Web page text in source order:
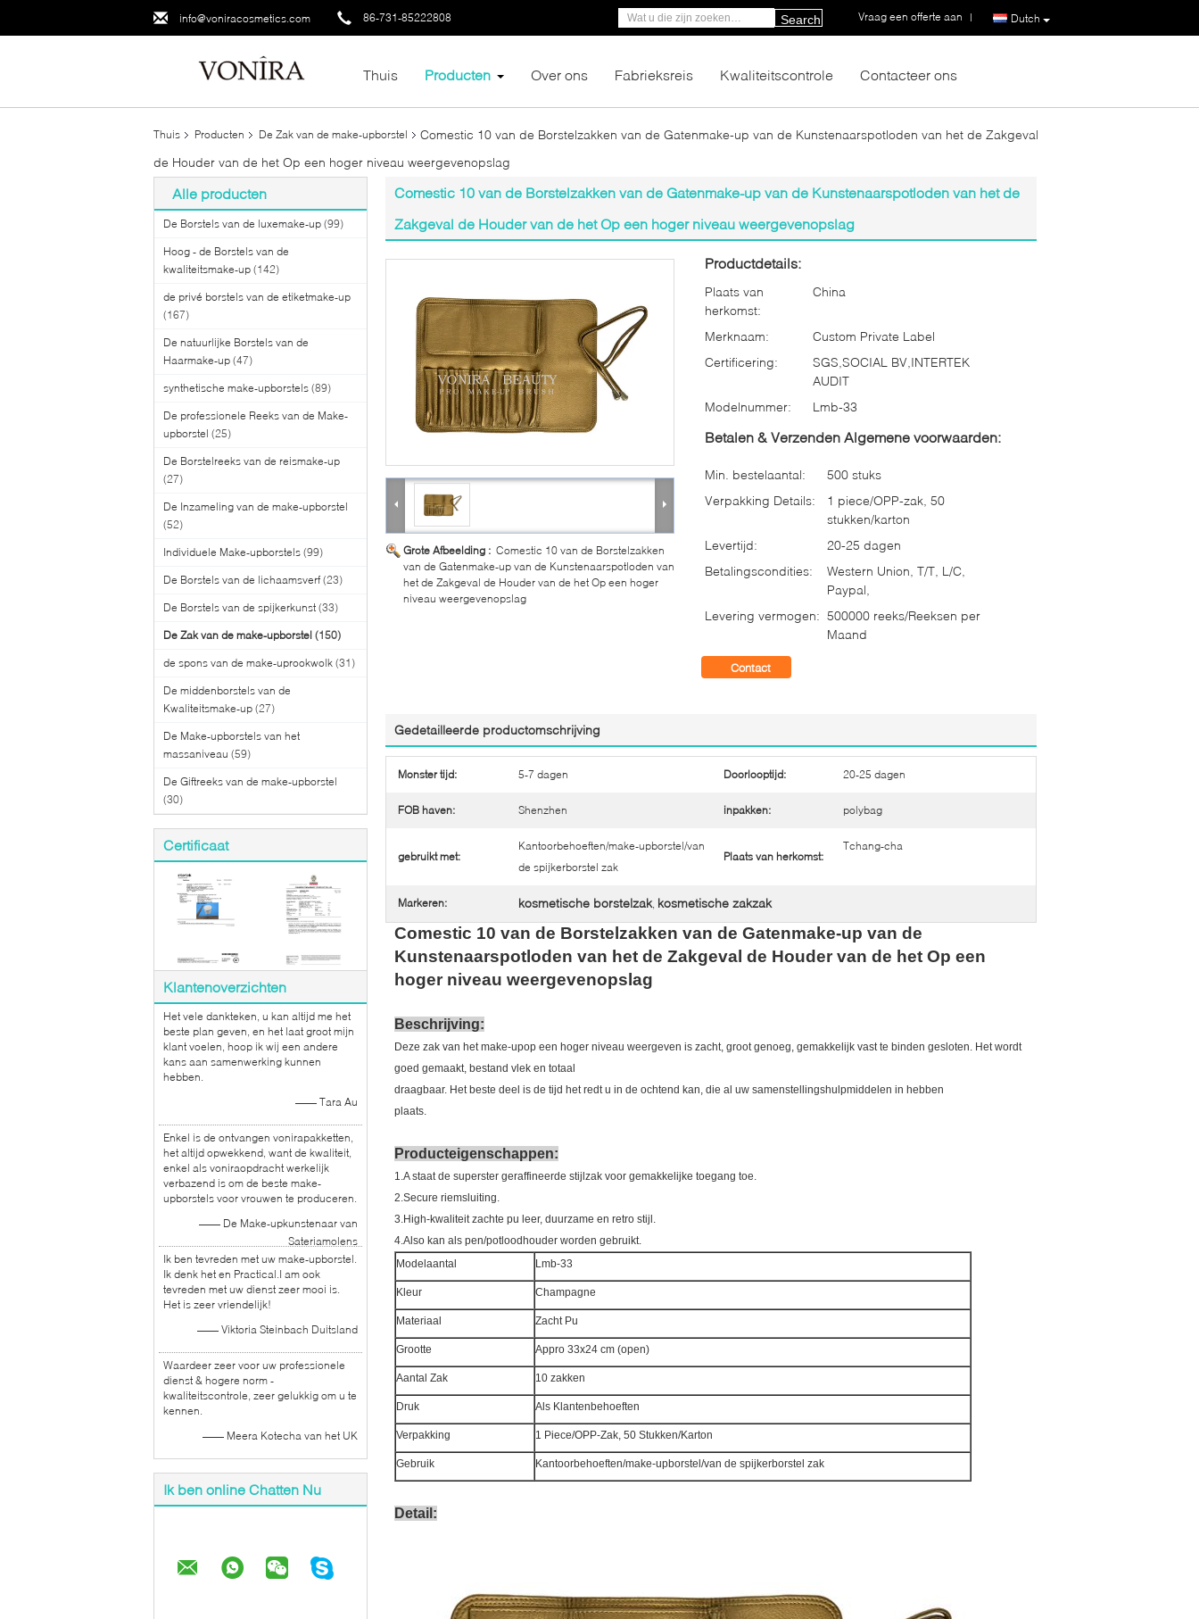
info@voniracosmetics.com 86-731-85222808 Dutch
Vraag een offerte aan |
Search
Thuis Producten Over ons Fabrieksreis Kwaliteitscontrole Contacteer ons
Thuis Producten De Zak van de make-upborstel
Comestic 10 van de Borstelzakken van de Gatenmake-up van de Kunstenaarspotloden van het de Zakgeval
de Houder van de het Op een hoger niveau weergevenopslag
Alle producten
De Borstels van de luxemake-up (99)
Hoog - de Borstels van de
kwaliteitsmake-up (142)
de privé borstels van de etiketmake-up
(167)
De natuurlijke Borstels van de
Haarmake-up (47)
synthetische make-upborstels (89)
De professionele Reeks van de Make-
upborstel (25)
De Borstelreeks van de reismake-up
(27)
De Inzameling van de make-upborstel
(52)
Individuele Make-upborstels (99)
De Borstels van de lichaamsverf (23)
De Borstels van de spijkerkunst (33)
De Zak van de make-upborstel (150)
de spons van de make-uprookwolk (31)
De middenborstels van de
Kwaliteitsmake-up (27)
De Make-upborstels van het
massaniveau (59)
De Giftreeks van de make-upborstel
(30)
Certificaat
Klantenoverzichten
Het vele dankteken, u kan altijd me het
beste plan geven, en het laat groot mijn
klant voelen, hoop ik wij een andere
kans aan samenwerking kunnen
hebben.
—— Tara Au
Enkel is de ontvangen vonirapakketten,
het altijd opwekkend, want de kwaliteit,
enkel als voniraopdracht werkelijk
verbazend is om de beste make-
upborstels voor vrouwen te produceren.
—— De Make-upkunstenaar van
Sateriamolens
Ik ben tevreden met uw make-upborstel.
Ik denk het en Practical.I am ook
tevreden met uw dienst zeer mooi is.
Het is zeer vriendelijk!
—— Viktoria Steinbach Duitsland
Waardeer zeer voor uw professionele
dienst & hogere norm -
kwaliteitscontrole, zeer gelukkig om u te
kennen.
—— Meera Kotecha van het UK
Ik ben online Chatten Nu
Comestic 10 van de Borstelzakken van de Gatenmake-up van de Kunstenaarspotloden van het de
Zakgeval de Houder van de het Op een hoger niveau weergevenopslag
Grote Afbeelding : Comestic 10 van de Borstelzakken
van de Gatenmake-up van de Kunstenaarspotloden van
het de Zakgeval de Houder van de het Op een hoger
niveau weergevenopslag
Productdetails:
Plaats van
herkomst:
China
Merknaam:
Custom Private Label
Certificering:
SGS,SOCIAL BV,INTERTEK
AUDIT
Modelnummer:
Lmb-33
Betalen & Verzenden Algemene voorwaarden:
Min. bestelaantal:
500 stuks
Verpakking Details:
1 piece/OPP-zak, 50
stukken/karton
Levertijd:
20-25 dagen
Betalingscondities:
Western Union, T/T, L/C,
Paypal,
Levering vermogen: 500000 reeks/Reeksen per
Maand
Contact
Gedetailleerde productomschrijving
Monster tijd: 5-7 dagen Doorlooptijd: 20-25 dagen
FOB haven: Shenzhen inpakken: polybag
gebruikt met:
Kantoorbehoeften/make-upborstel/van
de spijkerborstel zak
Plaats van herkomst:
Tchang-cha
Markeren: kosmetische borstelzak, kosmetische zakzak
Comestic 10 van de Borstelzakken van de Gatenmake-up van de
Kunstenaarspotloden van het de Zakgeval de Houder van de het Op een
hoger niveau weergevenopslag
Beschrijving:
Deze zak van het make-upop een hoger niveau weergeven is zacht, groot genoeg, gemakkelijk vast te binden gesloten. Het wordt
goed gemaakt, bestand vlek en totaal
draagbaar. Het beste deel is de tijd het redt u in de ochtend kan, die al uw samenstellingshulpmiddelen in hebben
plaats.
Producteigenschappen:
1.A staat de superster geraffineerde stijlzak voor gemakkelijke toegang toe.
2.Secure riemsluiting.
3.High-kwaliteit zachte pu leer, duurzame en retro stijl.
4.Also kan als pen/potloodhouder worden gebruikt.
Modelaantal
Lmb-33
Kleur Champagne
Materiaal Zacht Pu
Grootte Appro 33x24 cm (open)
Aantal Zak 10 zakken
Druk Als Klantenbehoeften
Verpakking 1 Piece/OPP-Zak, 50 Stukken/Karton
Gebruik Kantoorbehoeften/make-upborstel/van de spijkerborstel zak
Detail: